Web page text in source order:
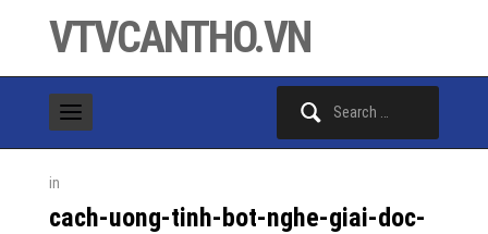
VTVCANTHO.VN
in
cach-uong-tinh-bot-nghe-giai-doc-